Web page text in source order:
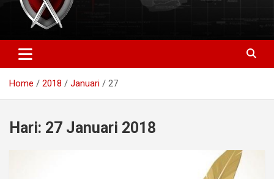
Home 2018 Januari 27
Hari: 27 Januari 2018